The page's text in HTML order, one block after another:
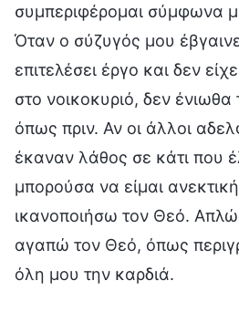
συμπεριφέρομαι σύμφωνα
Όταν ο σύζυγός μου
επιτελέσει έργο και δεν
στο νοικοκυριό, δεν
όπως πριν. Αν οι άλλοι
έκαναν λάθος σε κάτι που
μπορούσα να είμαι
ικανοποιήσω τον Θεό.
αγαπώ τον Θεό, όπως
όλη μου την καρδιά.